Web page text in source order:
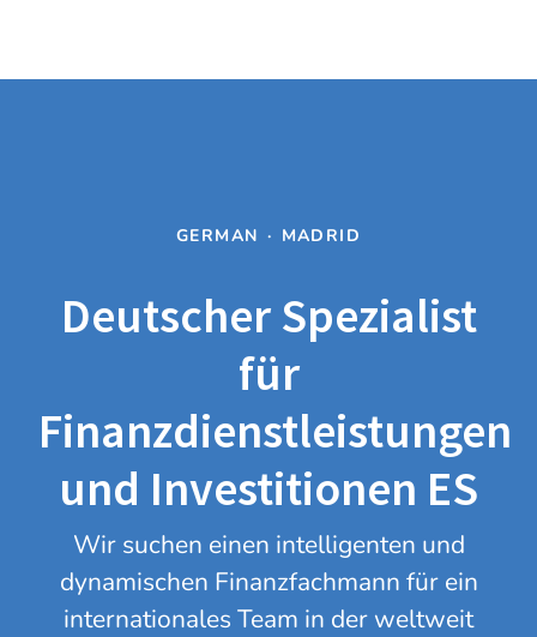
GERMAN · MADRID
Deutscher Spezialist
für
Finanzdienstleistungen
und Investitionen ES
Wir suchen einen intelligenten und
dynamischen Finanzfachmann für ein
internationales Team in der weltweit